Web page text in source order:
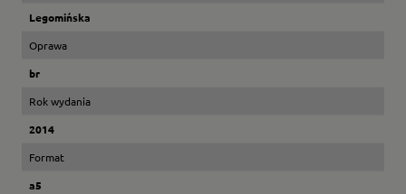
Legomińska
Oprawa
br
Rok wydania
2014
Format
a5